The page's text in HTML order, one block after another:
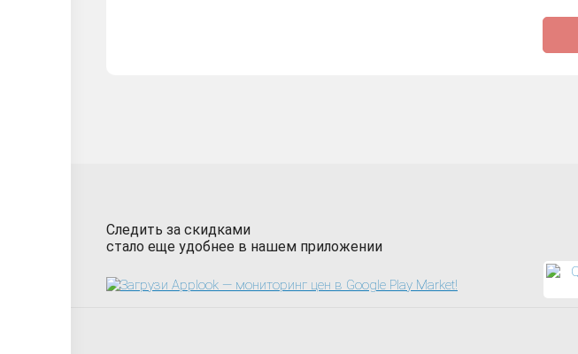
Следить за скидками
стало еще удобнее в нашем приложении